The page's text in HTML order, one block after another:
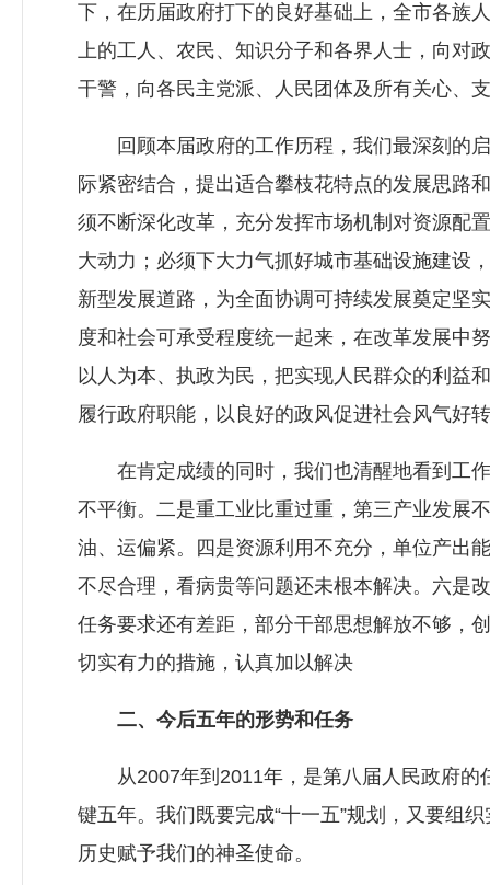
下，在历届政府打下的良好基础上，全市各族
上的工人、农民、知识分子和各界人士，向对
干警，向各民主党派、人民团体及所有关心、
回顾本届政府的工作历程，我们最深刻的启
际紧密结合，提出适合攀枝花特点的发展思路
须不断深化改革，充分发挥市场机制对资源配
大动力；必须下大力气抓好城市基础设施建设
新型发展道路，为全面协调可持续发展奠定坚
度和社会可承受程度统一起来，在改革发展中
以人为本、执政为民，把实现人民群众的利益
履行政府职能，以良好的政风促进社会风气好
在肯定成绩的同时，我们也清醒地看到工作
不平衡。二是重工业比重过重，第三产业发展
油、运偏紧。四是资源利用不充分，单位产出
不尽合理，看病贵等问题还未根本解决。六是
任务要求还有差距，部分干部思想解放不够，
切实有力的措施，认真加以解决
二、今后五年的形势和任务
从2007年到2011年，是第八届人民政府的
键五年。我们既要完成“十一五”规划，又要组
历史赋予我们的神圣使命。